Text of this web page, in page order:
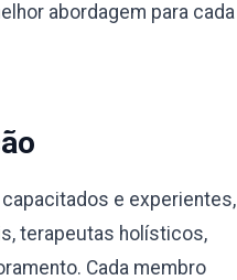
abordagem para cada
e experientes,
terapeutas holísticos,
Cada membro